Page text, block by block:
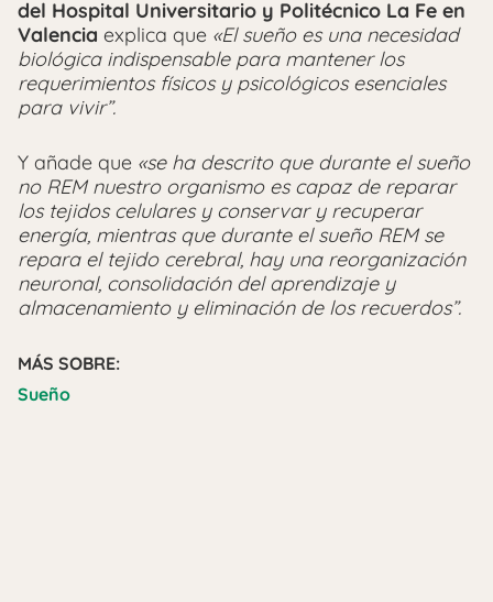
del Hospital Universitario y Politécnico La Fe en
Valencia explica que «El sueño es una necesidad
biológica indispensable para mantener los
requerimientos físicos y psicológicos esenciales
para vivir”.
Y añade que «se ha descrito que durante el sueño
no REM nuestro organismo es capaz de reparar
los tejidos celulares y conservar y recuperar
energía, mientras que durante el sueño REM se
repara el tejido cerebral, hay una reorganización
neuronal, consolidación del aprendizaje y
almacenamiento y eliminación de los recuerdos”.
MÁS SOBRE:
Sueño